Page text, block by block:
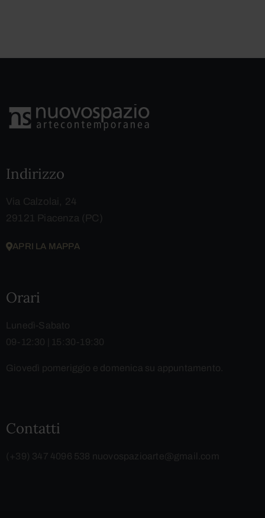
Indirizzo
Via Calzolai, 24
29121 Piacenza (PC)
APRI LA MAPPA
Orari
Lunedì-Sabato
09-12:30 | 15:30-19:30
Giovedì pomeriggio e domenica su appuntamento.
Contatti
(+39) 347 4096 538 nuovospazioarte@gmail.com